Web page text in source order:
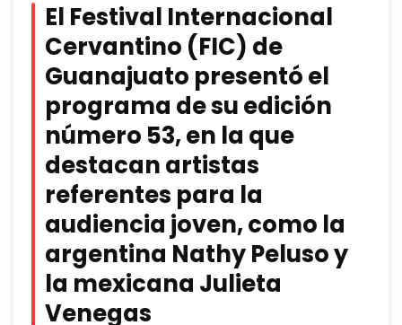
El Festival Internacional
Cervantino (FIC) de
Guanajuato presentó el
programa de su edición
número 53, en la que
destacan artistas
referentes para la
audiencia joven, como la
argentina Nathy Peluso y
la mexicana Julieta
Venegas